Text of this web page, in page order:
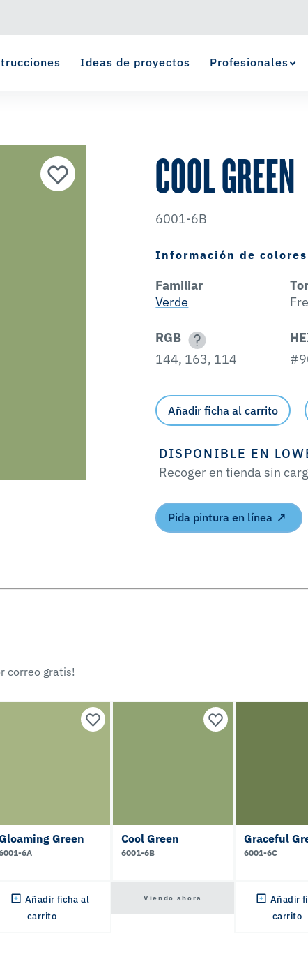
Ideas de proyectos Profesionales
COOL GREEN
6001-6B
Información de colores
Familiar
Verde
RGB
144, 163, 114
Añadir ficha al carrito
DISPONIBLE EN
Recoger en tienda sin
Pida pintura en línea
correo gratis!
Green
6A
Añadir ficha al
carrito
Cool Green
6001-6B
Viendo ahora
Graceful
6001-6C
Añadir
carrito